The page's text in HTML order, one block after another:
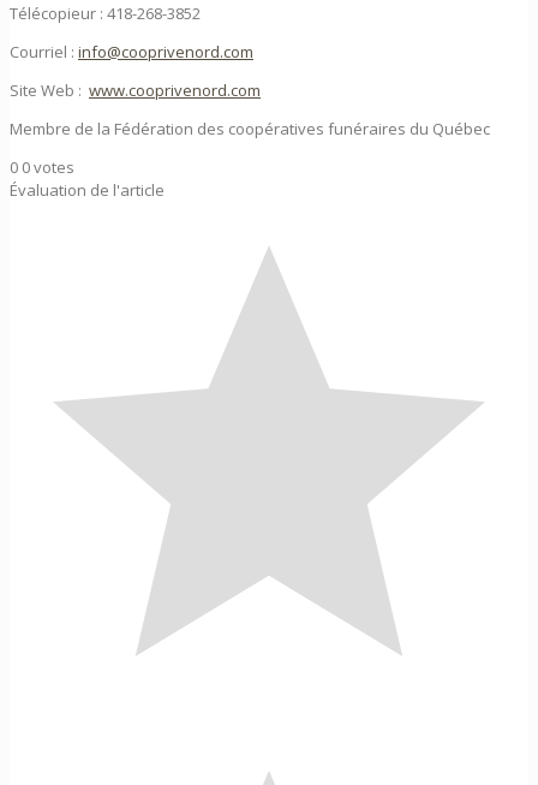
Télécopieur : 418-268-3852
Courriel : info@cooprivenord.com
Site Web : www.cooprivenord.com
Membre de la Fédération des coopératives funéraires du Québec
0 0votes
Évaluation de l'article